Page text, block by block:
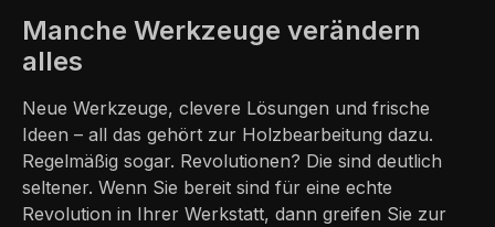
Manche Werkzeuge verändern
alles
Neue Werkzeuge, clevere Lösungen und frische
Ideen – all das gehört zur Holzbearbeitung dazu.
Regelmäßig sogar. Revolutionen? Die sind deutlich
seltener. Wenn Sie bereit sind für eine echte
Revolution in Ihrer Werkstatt, dann greifen Sie zur